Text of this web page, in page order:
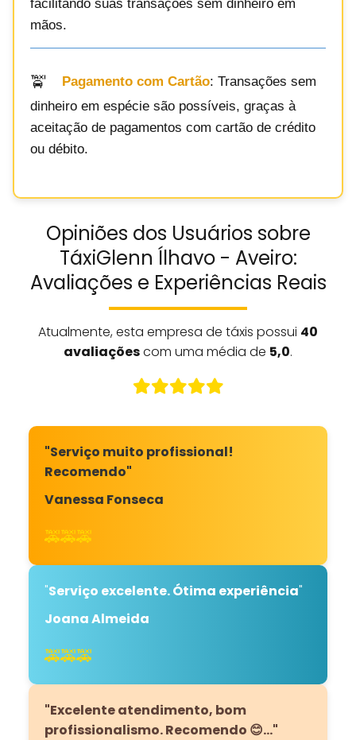
facilitando suas transações sem dinheiro em
mãos.
Pagamento com Cartão: Transações sem
dinheiro em espécie são possíveis, graças à
aceitação de pagamentos com cartão de crédito
ou débito.
Opiniões dos Usuários sobre
TáxiGlenn Ílhavo - Aveiro:
Avaliações e Experiências Reais
Atualmente, esta empresa de táxis possui 40
avaliaçõescom uma média de 5,0.
"Serviço muito profissional!
Recomendo"
Vanessa Fonseca
🚕🚕🚕
"Serviço excelente. Ótima experiência"
Joana Almeida
🚕🚕🚕
"Excelente atendimento, bom
profissionalismo. Recomendo 😊…"